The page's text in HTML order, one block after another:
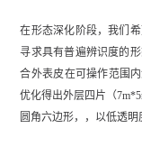
在形态深化阶段，我们
寻求具有普遍辨识度的
合外表皮在可操作范围
优化得出外层四片（
圆角六边形，，以低透明